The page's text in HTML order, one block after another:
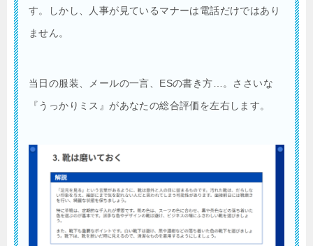
す。しかし、人事が見ているマナーは電話だけではあり
ません。
当日の服装、メールの一言、ESの書き方…。ささいな
『うっかりミス』があなたの総合評価を左右します。